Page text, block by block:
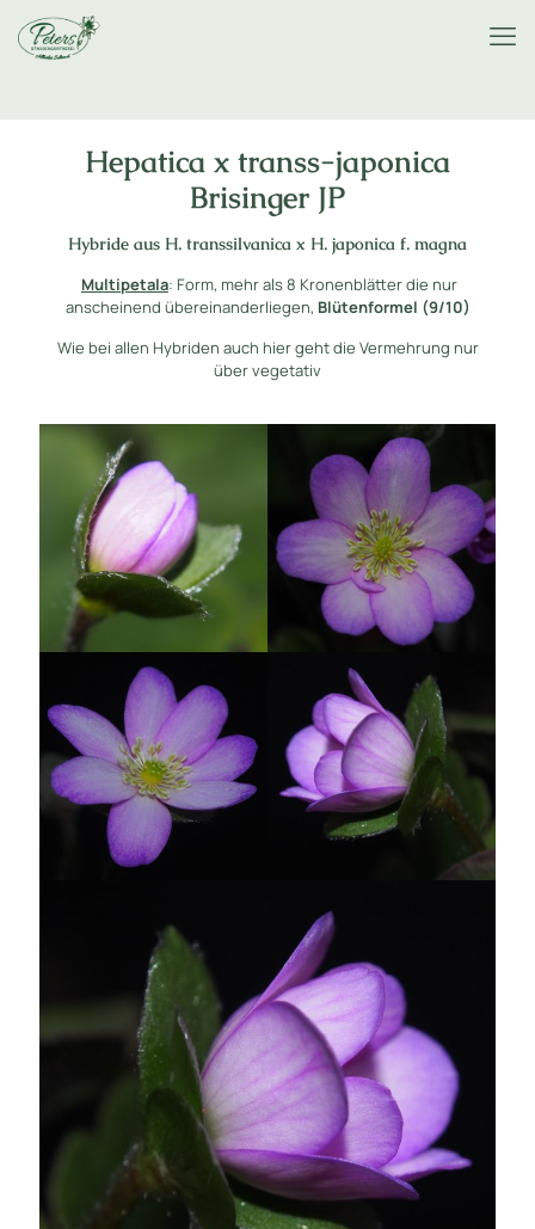
Hepatica x transs-japonica
Brisinger JP
Hybride aus H. transsilvanica x H. japonica f. magna
Multipetala: Form, mehr als 8 Kronenblätter die nur
anscheinend übereinanderliegen, Blütenformel (9/10)
Wie bei allen Hybriden auch hier geht die Vermehrung nur
über vegetativ